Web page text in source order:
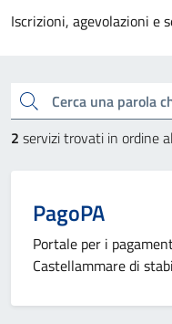
Iscrizioni, agevolazioni e
Cerca una parola chiave
2 servizi trovati in ordine
PagoPA
Portale per i
Castellammare di